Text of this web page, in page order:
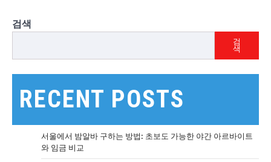
검색
검
색
RECENT POSTS
서울에서 밤알바 구하는 방법: 초보도 가능한 야간 아르바이트
와 임금 비교